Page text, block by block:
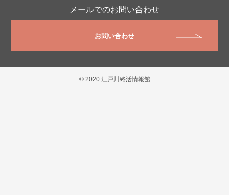
メールでのお問い合わせ
お問い合わせ
© 2020 江戸川終活情報館